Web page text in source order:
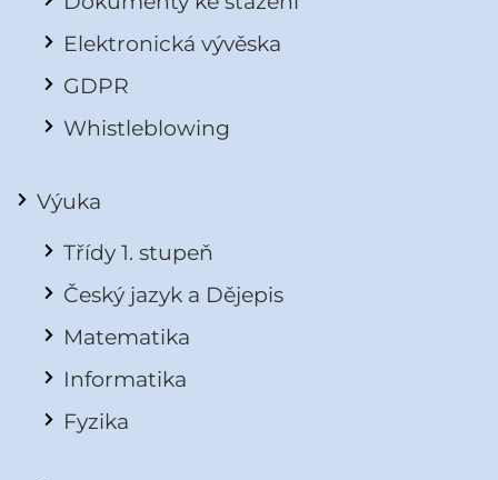
Elektronická vývěska
GDPR
Whistleblowing
Výuka
Třídy 1. stupeň
Český jazyk a Dějepis
Matematika
Informatika
Fyzika